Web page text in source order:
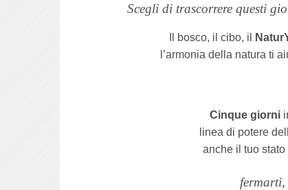
Scegli di trascorrere questi
Il bosco, il cibo, il
l’armonia della natura ti
Cinque giorni
linea di potere
anche il tuo